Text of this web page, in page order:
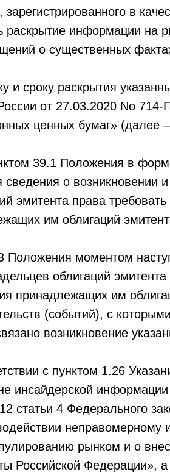
в
раскрытие информации на
о существенных
и сроку раскрытия
от 27.03.2020 No
ценных бумаг» (далее
39.1 Положения в
сведения о возникновении
эмитента права
им облигаций
Положения моментом
облигаций
принадлежащих им
(событий), с
возникновение
с пунктом 1.26
инсайдерской
статьи 4 Федерального
неправомерному
рынком и о
Российской Федерации»,